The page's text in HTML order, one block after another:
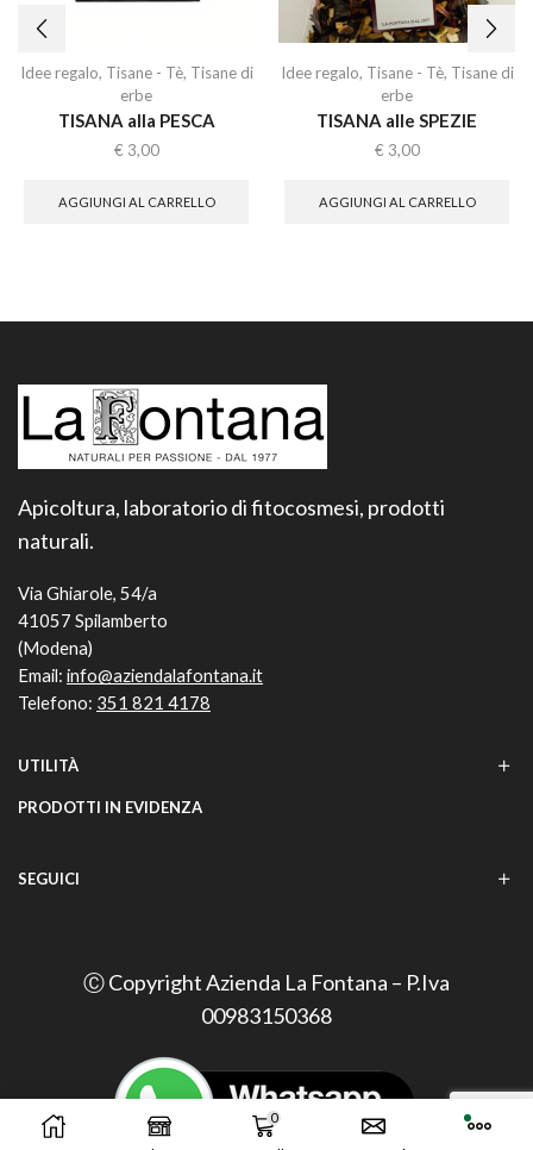
Idee regalo, Tisane - Tè, Tisane di
erbe
TISANA alla PESCA
€ 3,00
AGGIUNGI AL CARRELLO
Idee regalo, Tisane - Tè, Tisane di
erbe
TISANA alle SPEZIE
€ 3,00
AGGIUNGI AL CARRELLO
Apicoltura, laboratorio di fitocosmesi, prodotti
naturali.
Via Ghiarole, 54/a
41057 Spilamberto
(Modena)
Email: info@aziendalafontana.it
Telefono: 351 821 4178
UTILITÀ
PRODOTTI IN EVIDENZA
SEGUICI
Ⓒ Copyright Azienda La Fontana – P.Iva
00983150368
0